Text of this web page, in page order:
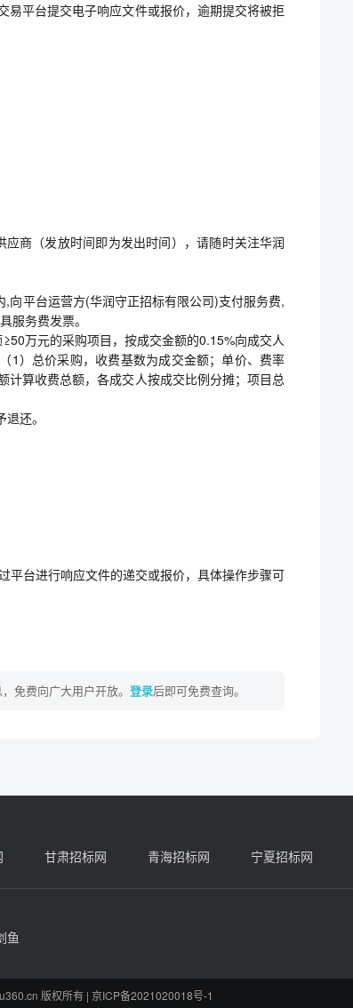
平台提交电子响应文件或报价，逾期提交将被拒
商（发放时间即为发出时间），请随时关注华润
向平台运营方(华润守正招标有限公司)支付服务费,
服务费发票。
万元的采购项目，按成交金额的0.15%向成交人
1）总价采购，收费基数为成交金额；单价、费率
算收费总额，各成交人按成交比例分摊；项目总
还。
平台进行响应文件的递交或报价，具体操作步骤可
免费向广大用户开放。 登录后即可免费查询。
甘肃招标网 青海招标网 宁夏招标网
鱼
版权所有 | 京ICP备2021020018号-1